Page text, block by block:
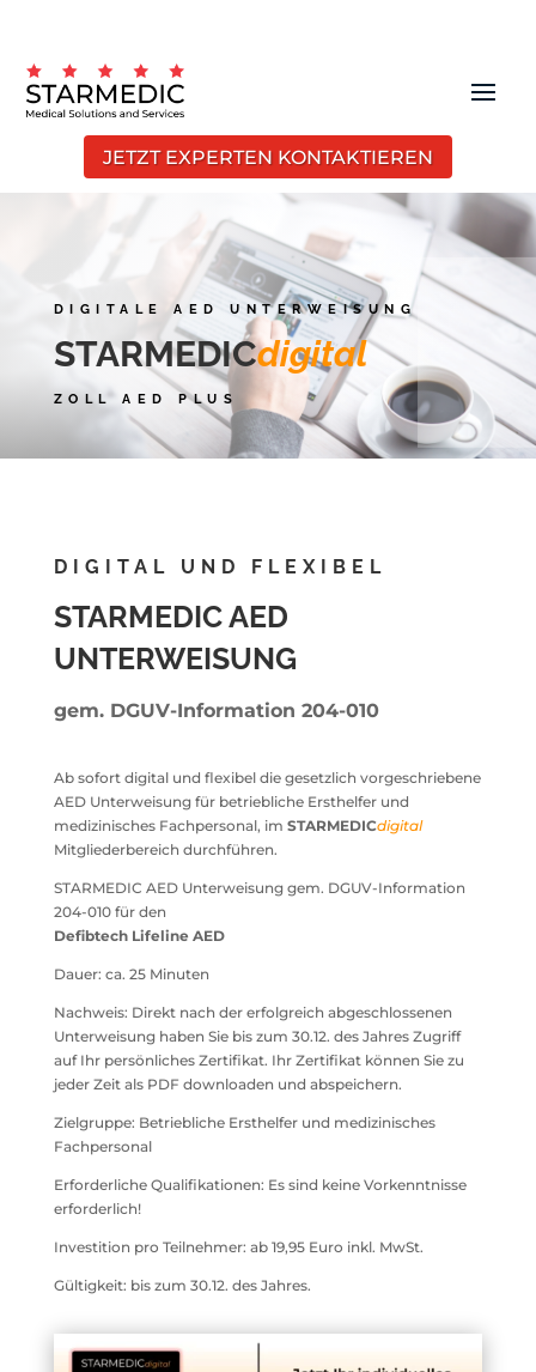
JETZT EXPERTEN KONTAKTIEREN
DIGITALE AED UNTERWEISUNG
STARMEDICdigital
ZOLL AED PLUS
DIGITAL UND FLEXIBEL
STARMEDIC AED
UNTERWEISUNG
gem. DGUV-Information 204-010
Ab sofort digital und flexibel die gesetzlich vorgeschriebene
AED Unterweisung für betriebliche Ersthelfer und
medizinisches Fachpersonal, im STARMEDICdigital
Mitgliederbereich durchführen.
STARMEDIC AED Unterweisung gem. DGUV-Information
204-010 für den
Defibtech Lifeline AED
Dauer: ca. 25 Minuten
Nachweis: Direkt nach der erfolgreich abgeschlossenen
Unterweisung haben Sie bis zum 30.12. des Jahres Zugriff
auf Ihr persönliches Zertifikat. Ihr Zertifikat können Sie zu
jeder Zeit als PDF downloaden und abspeichern.
Zielgruppe: Betriebliche Ersthelfer und medizinisches
Fachpersonal
Erforderliche Qualifikationen: Es sind keine Vorkenntnisse
erforderlich!
Investition pro Teilnehmer: ab 19,95 Euro inkl. MwSt.
Gültigkeit: bis zum 30.12. des Jahres.